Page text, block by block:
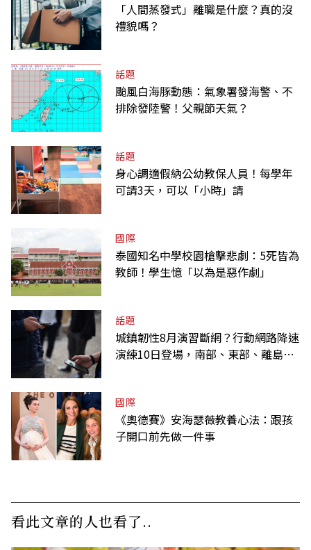
「人間蒸發式」離職是什麼？真的沒
禮貌嗎？
話題
颱風白海豚動態：氣象署發海警、不
排除發陸警！父親節天氣？
話題
身心調適假納公幼教保人員！每學年
可請3天，可以「小時」請
國際
泰國知名中學校園槍擊悲劇：5死皆為
教師！學生憶「以為是惡作劇」
話題
城鎮韌性8月演習斷網？行動網路降速
演練10日登場，南部、東部、離島為
國際
《奧德賽》安海瑟薇教養心法：跟孩
子開口前先做一件事
看此文章的人也看了..